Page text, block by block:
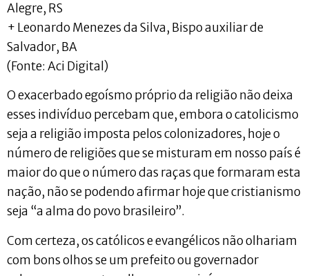
Alegre, RS
+ Leonardo Menezes da Silva, Bispo auxiliar de
Salvador, BA
(Fonte: Aci Digital)
O exacerbado egoísmo próprio da religião não deixa
esses indivíduo percebam que, embora o catolicismo
seja a religião imposta pelos colonizadores, hoje o
número de religiões que se misturam em nosso país é
maior do que o número das raças que formaram esta
nação, não se podendo afirmar hoje que cristianismo
seja “a alma do povo brasileiro”.
Com certeza, os católicos e evangélicos não olhariam
com bons olhos se um prefeito ou governador